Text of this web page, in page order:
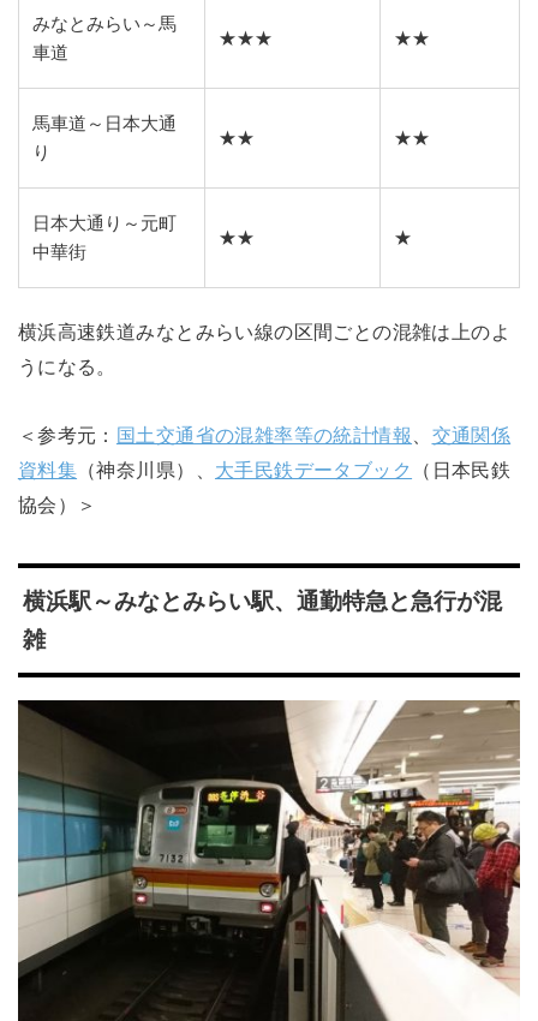
みなとみらい～馬
車道
★★★ ★★
馬車道～日本大通
り
★★ ★★
日本大通り～元町
中華街
★★ ★
横浜高速鉄道みなとみらい線の区間ごとの混雑は上のよ
うになる。
＜参考元： 国土交通省の混雑率等の統計情報
交通関係
資料集 （神奈川県）、 大手民鉄データブック
（日本民鉄
協会）＞
横浜駅～みなとみらい駅、通勤特急と急行が混
雑